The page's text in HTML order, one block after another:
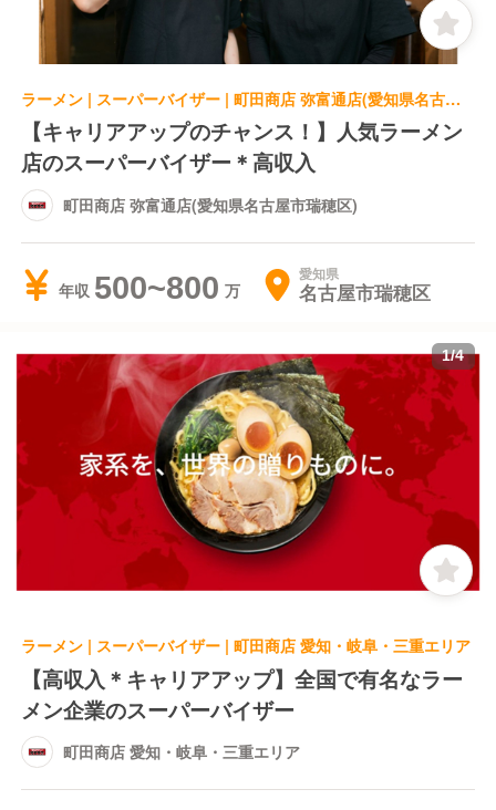
ラーメン | スーパーバイザー | 町田商店 弥富通店(愛知県名古屋市瑞穂区)
【キャリアアップのチャンス！】人気ラーメン
店のスーパーバイザー＊高収入
町田商店 弥富通店(愛知県名古屋市瑞穂区)
年収 500~800 愛知県
名古屋市瑞穂区
1/4
ラーメン | スーパーバイザー | 町田商店 愛知・岐阜・三重エリア
【高収入＊キャリアアップ】全国で有名なラー
メン企業のスーパーバイザー
町田商店 愛知・岐阜・三重エリア